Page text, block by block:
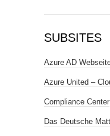
SUBSITES
Azure AD
Azure United –
Compliance Center
Das Deutsche